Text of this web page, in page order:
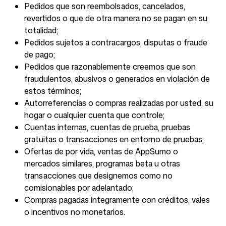
Pedidos que son reembolsados, cancelados,
revertidos o que de otra manera no se pagan en su
totalidad;
Pedidos sujetos a contracargos, disputas o fraude
de pago;
Pedidos que razonablemente creemos que son
fraudulentos, abusivos o generados en violación de
estos términos;
Autorreferencias o compras realizadas por usted, su
hogar o cualquier cuenta que controle;
Cuentas internas, cuentas de prueba, pruebas
gratuitas o transacciones en entorno de pruebas;
Ofertas de por vida, ventas de AppSumo o
mercados similares, programas beta u otras
transacciones que designemos como no
comisionables por adelantado;
Compras pagadas íntegramente con créditos, vales
o incentivos no monetarios.